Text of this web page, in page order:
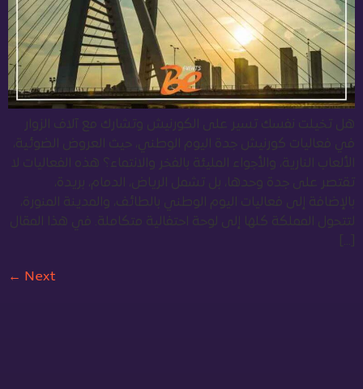
هل تخيلت نفسك تسير على الكورنيش وتشارك مع آلاف الزوار
في فعاليات كورنيش جدة اليوم الوطني، حيث العروض الضوئية،
الألعاب النارية، والأجواء المليئة بالفخر والانتماء؟ هذه الفعاليات لا
تقتصر على جدة وحدها، بل تشمل الرياض، الدمام، بريدة،
بالإضافة إلى فعاليات اليوم الوطني بالطائف، والمدينة المنورة،
لتتحول المملكة كلها إلى لوحة احتفالية متكاملة. في هذا المقال
[…]
Next
←